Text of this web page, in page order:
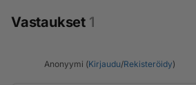
Vastaukset 1
Anonyymi (Kirjaudu/Rekisteröidy)